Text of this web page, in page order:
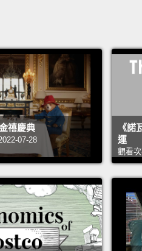
Yes, I can't imagine how
to work out a lot of things.
American versions!
是的，我無法想像那有多
事。我們新增了許多非裔
Exactly. We're more
existing white emojis. I
underrepresented.
就是這樣。我們不只是現
還是覺得沒有被好好表現
禧慶典
07-28
《
運
觀看